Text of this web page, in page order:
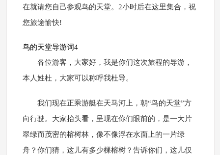
在就请您自己参观鸟的天堂。2小时后在这里集合，祝
您旅途愉快!
鸟的天堂导游词4
各位游客，大家好，我是你们这次旅程的导游，
本人姓杜，大家可以称呼我杜导。
我们现在正乘游艇在天马河上，朝“鸟的天堂”方
向行驶。大家抬头看，呈现在你们眼前的，是一大片
翠绿而茂密的榕树林，像不像浮在水面上的一片绿
舟？你们猜，这儿有多少棵榕树？告诉你们，这儿仅